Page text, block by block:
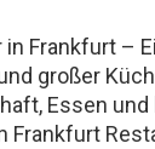
Frankfurt –
großer
Essen
Frankfurt